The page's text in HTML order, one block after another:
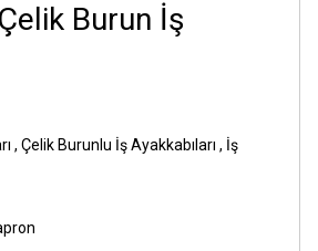
Burun İş
, Çelik Burunlu İş Ayakkabıları , İş